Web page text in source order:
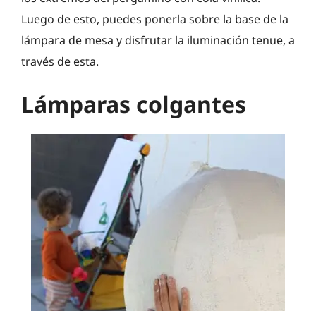
Luego de esto, puedes ponerla sobre la base de la
lámpara de mesa y disfrutar la iluminación tenue, a
través de esta.
Lámparas colgantes